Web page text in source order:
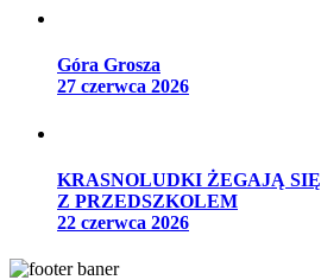
Góra Grosza
27 czerwca 2026
KRASNOLUDKI ŻEGAJĄ SIĘ
Z PRZEDSZKOLEM
22 czerwca 2026